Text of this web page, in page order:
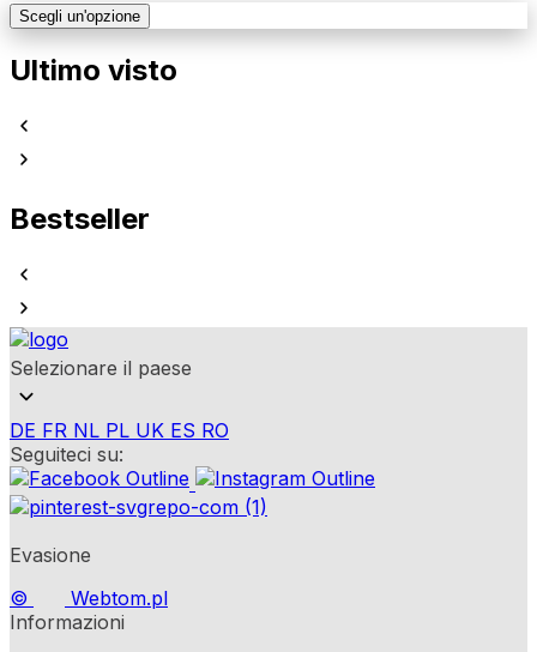
Scegli un'opzione
Ultimo visto
Bestseller
Selezionare il paese
DE FR NL PL UK ES RO
Seguiteci su:
Evasione
©
Webtom.pl
Informazioni